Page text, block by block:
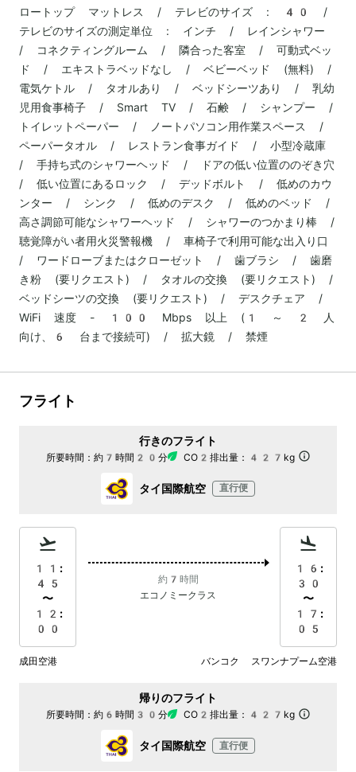
ロートップ マットレス / テレビのサイズ : 40 /
テレビのサイズの測定単位 : インチ / レインシャワー
/ コネクティングルーム / 隣合った客室 / 可動式ベッ
ド / エキストラベッドなし / ベビーベッド (無料) /
電気ケトル / タオルあり / ベッドシーツあり / 乳幼
児用食事椅子 / Smart TV / 石鹸 / シャンプー /
トイレットペーパー / ノートパソコン用作業スペース /
ペーパータオル / レストラン食事ガイド / 小型冷蔵庫
/ 手持ち式のシャワーヘッド / ドアの低い位置ののぞき穴
/ 低い位置にあるロック / デッドボルト / 低めのカウ
ンター / シンク / 低めのデスク / 低めのベッド /
高さ調節可能なシャワーヘッド / シャワーのつかまり棒 /
聴覚障がい者用火災警報機 / 車椅子で利用可能な出入り口
/ ワードローブまたはクローゼット / 歯ブラシ / 歯磨
き粉 (要リクエスト) / タオルの交換 (要リクエスト) /
ベッドシーツの交換 (要リクエスト) / デスクチェア /
WiFi 速度 - 100 Mbps 以上 (1 ～ 2 人
向け、6 台まで接続可) / 拡大鏡 / 禁煙
フライト
行きのフライト
所要時間： 約7時間20分 CO2排出量： 427kg
タイ国際航空 直行便
11:
45
〜
12:
00
約7時間
エコノミークラス
16:
30
〜
17:
05
成田空港 バンコク スワンナプーム空港
帰りのフライト
所要時間： 約6時間30分 CO2排出量： 427kg
タイ国際航空 直行便